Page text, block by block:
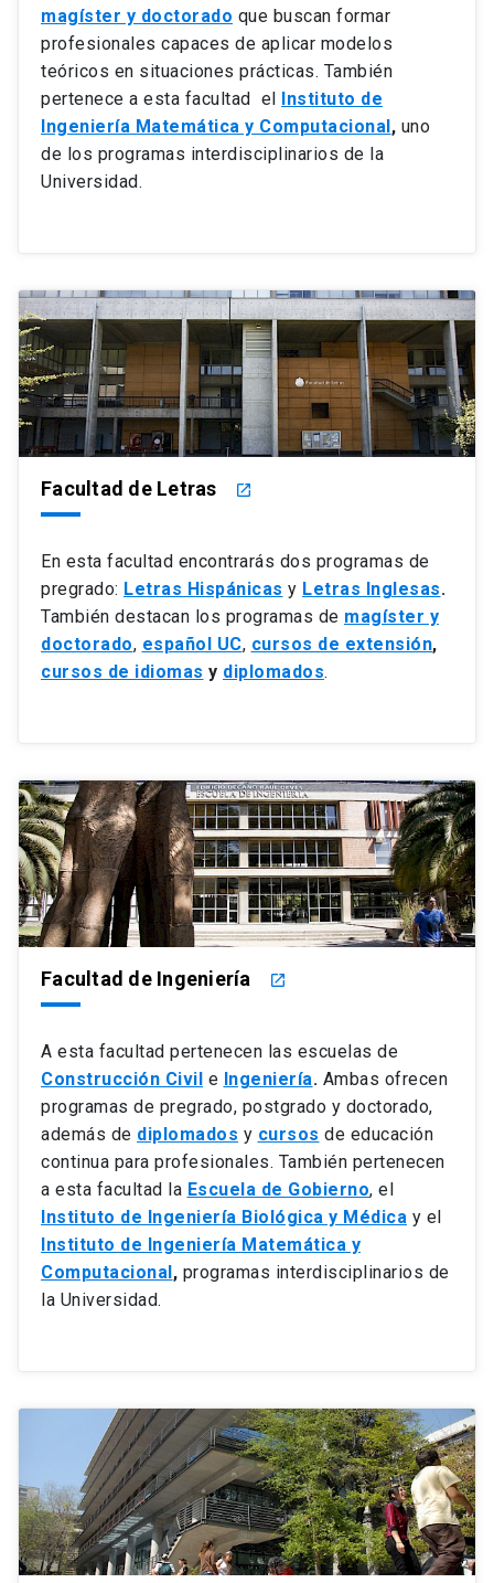
magíster y doctorado que buscan formar
profesionales capaces de aplicar modelos
teóricos en situaciones prácticas. También
pertenece a esta facultad el Instituto de
Ingeniería Matemática y Computacional, uno
de los programas interdisciplinarios de la
Universidad.
Facultad de Letras launch
En esta facultad encontrarás dos programas de
pregrado: Letras Hispánicas y Letras Inglesas.
También destacan los programas de magíster y
doctorado, español UC, cursos de extensión,
cursos de idiomas y diplomados.
Facultad de Ingeniería launch
A esta facultad pertenecen las escuelas de
Construcción Civil e Ingeniería. Ambas ofrecen
programas de pregrado, postgrado y doctorado,
además de diplomados y cursos de educación
continua para profesionales. También pertenecen
a esta facultad la Escuela de Gobierno, el
Instituto de Ingeniería Biológica y Médica y el
Instituto de Ingeniería Matemática y
Computacional , programas interdisciplinarios de
la Universidad.